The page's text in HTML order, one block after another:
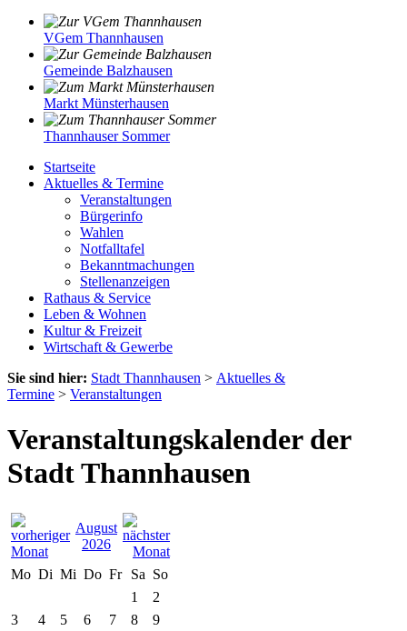
VGem Thannhausen
Gemeinde Balzhausen
Markt Münsterhausen
Thannhauser Sommer
Startseite
Aktuelles & Termine
Veranstaltungen
Bürgerinfo
Wahlen
Notfalltafel
Bekanntmachungen
Stellenanzeigen
Rathaus & Service
Leben & Wohnen
Kultur & Freizeit
Wirtschaft & Gewerbe
Sie sind hier: Stadt Thannhausen > Aktuelles &
Termine > Veranstaltungen
Veranstaltungskalender der
Stadt Thannhausen
August
2026
Mo Di Mi Do Fr Sa So
1
2
3
4 5 6 7 8
9